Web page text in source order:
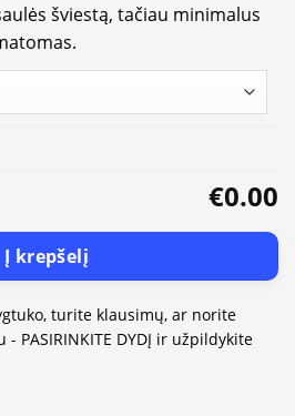
šviestą, tačiau minimalus
€0.00
Į krepšelį
turite klausimų, ar norite
PASIRINKITE DYDĮ ir užpildykite